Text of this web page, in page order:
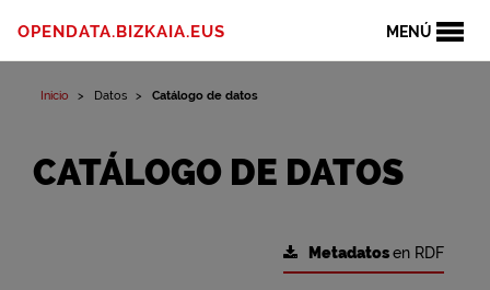
MENÚ
OPENDATA.BIZKAIA.EUS
Inicio Datos Catálogo de datos
CATÁLOGO DE DATOS
Metadatosen RDF